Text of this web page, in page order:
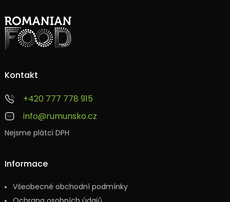
Informace
Všeobecné obchodní podmínky
Kontakt
+420 777 778 915
info@rumunsko.cz
Nejsme plátci DPH